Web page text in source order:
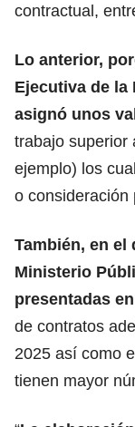
contractual,
Lo anterior,
Ejecutiva de la
asignó unos
trabajo superior
ejemplo) los
o consideración
También, en el
Ministerio
presentadas
de contratos
2025 así como
tienen mayor